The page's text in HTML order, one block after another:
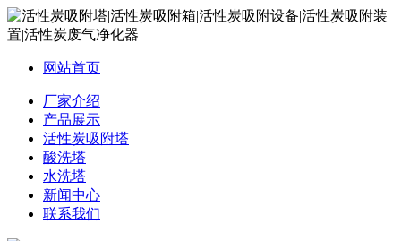
网站首页
厂家介绍
产品展示
活性炭吸附塔
酸洗塔
水洗塔
新闻中心
联系我们